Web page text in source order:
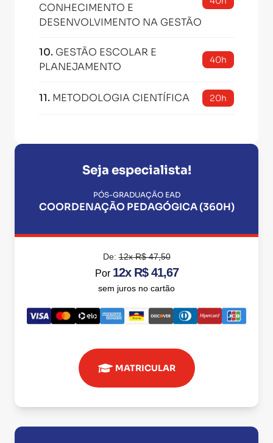
CONHECIMENTO E
DESENVOLVIMENTO NA GESTÃO
10. GESTÃO ESCOLAR E
PLANEJAMENTO
40h
11. METODOLOGIA CIENTÍFICA 20h
Seja especialista!
PÓS-GRADUAÇÃO EAD
COORDENAÇÃO PEDAGÓGICA (360H)
De:12x R$ 47,50
Por 12x R$ 41,67
sem juros no cartão
MATRICULAR